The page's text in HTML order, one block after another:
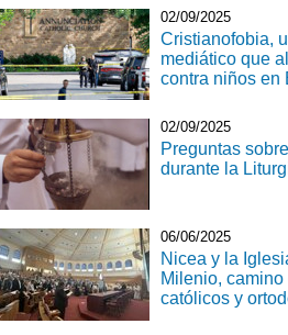
02/09/2025
Cristianofobia,
mediático que
contra niños en
02/09/2025
Preguntas
durante la
06/06/2025
Nicea y la
Milenio,
católicos y